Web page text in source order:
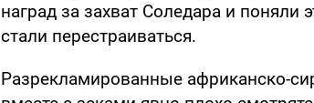
наград за захват Соледара и поняли
стали перестраиваться.
Разрекламированные африканско-